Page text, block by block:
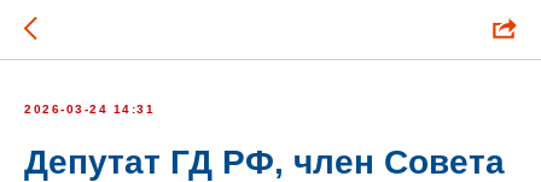
2026-03-24 14:31
Депутат ГД РФ, член Совета